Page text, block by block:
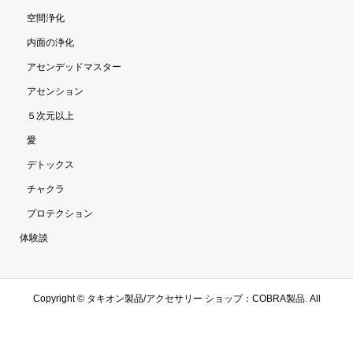
空間浄化
内面の浄化
アセンデッドマスター
アセンション
５次元以上
愛
デトックス
チャクラ
プロテクション
体験談
Copyright ©タキオン製品/アクセサリー ショップ：COBRA製品. All